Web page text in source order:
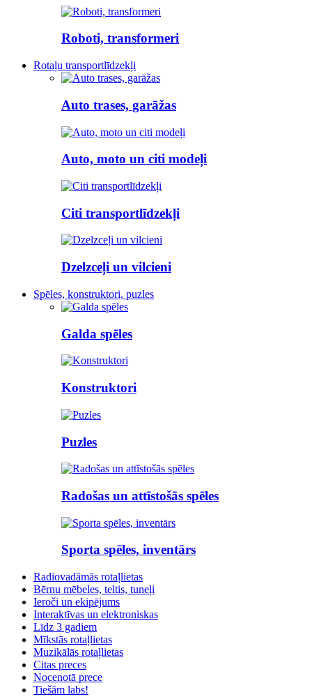
Roboti, transformeri
Rotaļu transportlīdzekļi
Auto trases, garāžas
Auto, moto un citi modeļi
Citi transportlīdzekļi
Dzelzceļi un vilcieni
Spēles, konstruktori, puzles
Galda spēles
Konstruktori
Puzles
Radošas un attīstošās spēles
Sporta spēles, inventārs
Radiovadāmās rotaļlietas
Bērnu mēbeles, teltis, tuneļi
Ieroči un ekipējums
Interaktīvas un elektroniskas
Līdz 3 gadiem
Mīkstās rotaļlietas
Muzikālās rotaļlietas
Citas preces
Nocenotā prece
Tiešām labs!